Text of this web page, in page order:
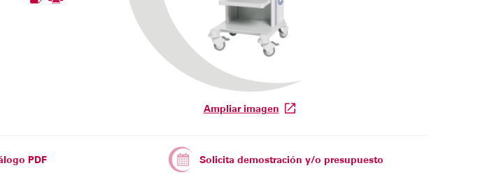
Ampliar imagen
PDF Solicita demostración y/o presupuesto